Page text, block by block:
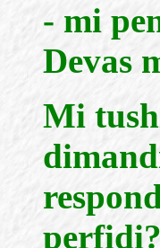
- mi
Devas
Mi